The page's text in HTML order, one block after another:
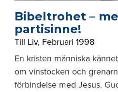
Bibeltrohet –
partisinne!
Till Liv, Februari 1998
En kristen människa
om vinstocken och
förbindelse med Jesus.